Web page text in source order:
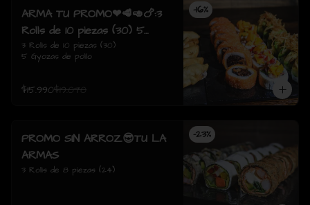
-16%
ARMA TU PROMO❤🥩🥑🍗:3
Rolls de 10 piezas (30) 5
Gyozas de pollo
3 Rolls de 10 piezas (30)
5 Gyozas de pollo
$15.990$19.070
-23%
PROMO SIN ARROZ😎TU LA
ARMAS
3 Rolls de 8 piezas (24)